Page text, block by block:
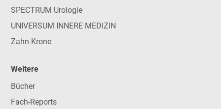
SPECTRUM Urologie
UNIVERSUM INNERE MEDIZIN
Zahn Krone
Weitere
Bücher
Fach-Reports